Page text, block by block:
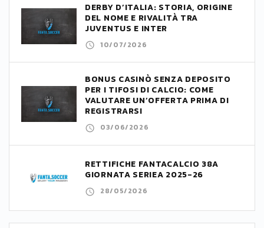
DERBY D’ITALIA: STORIA, ORIGINE
DEL NOME E RIVALITÀ TRA
JUVENTUS E INTER
10/07/2026
BONUS CASINÒ SENZA DEPOSITO
PER I TIFOSI DI CALCIO: COME
VALUTARE UN’OFFERTA PRIMA DI
REGISTRARSI
03/06/2026
RETTIFICHE FANTACALCIO 38A
GIORNATA SERIEA 2025-26
28/05/2026